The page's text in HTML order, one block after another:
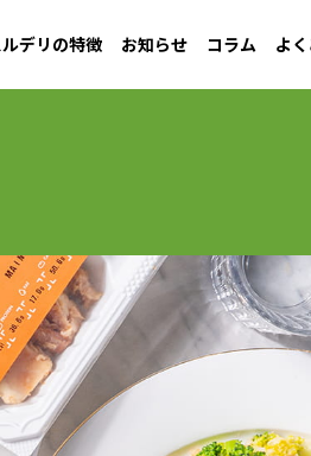
デリの特徴 お知らせ コラム よ